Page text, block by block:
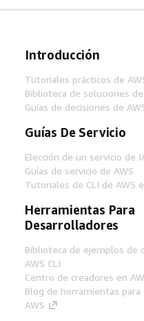
Introducción
Tutoriales prácticos de
Biblioteca de soluciones de
Guías de decisiones de
Guías De Servicio
Elección de un servicio de
Guías de servicio de AWS
Tutoriales de CLI de AWS
Herramientas Para
Desarrolladores
Biblioteca de ejemplos de
AWS CLI
Centro de creadores en
Blog de herramientas
AWS